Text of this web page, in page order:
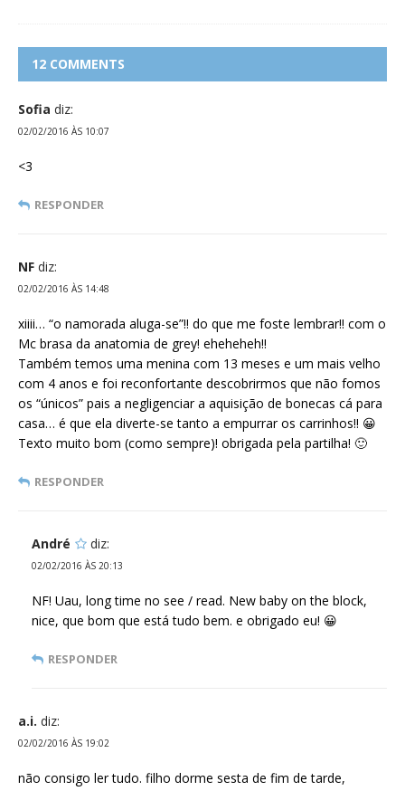
12 COMMENTS
Sofia diz:
02/02/2016 ÀS 10:07
<3
RESPONDER
NF diz:
02/02/2016 ÀS 14:48
xiiii… “o namorada aluga-se”!! do que me foste lembrar!! com o
Mc brasa da anatomia de grey! eheheheh!!
Também temos uma menina com 13 meses e um mais velho
com 4 anos e foi reconfortante descobrirmos que não fomos
os “únicos” pais a negligenciar a aquisição de bonecas cá para
casa… é que ela diverte-se tanto a empurrar os carrinhos!! 😀
Texto muito bom (como sempre)! obrigada pela partilha! 🙂
RESPONDER
André diz:
02/02/2016 ÀS 20:13
NF! Uau, long time no see / read. New baby on the block,
nice, que bom que está tudo bem. e obrigado eu! 😀
RESPONDER
a.i. diz:
02/02/2016 ÀS 19:02
não consigo ler tudo. filho dorme sesta de fim de tarde,